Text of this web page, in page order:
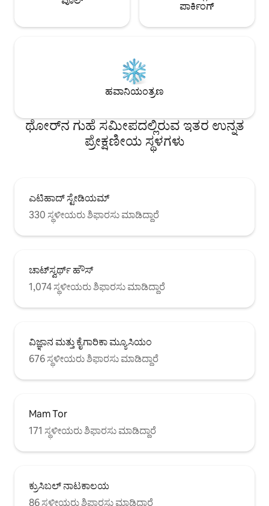
ಪಾರ್ಕಿಂಗ್
ಹವಾನಿಯಂತ್ರಣ
ಥೋರ್‌ನ ಗುಹೆ ಸಮೀಪದಲ್ಲಿರುವ ಇತರ ಉನ್ನತ
ಪ್ರೇಕ್ಷಣೀಯ ಸ್ಥಳಗಳು
ಎಟಿಹಾದ್ ಸ್ಟೇಡಿಯಮ್
330 ಸ್ಥಳೀಯರು ಶಿಫಾರಸು ಮಾಡಿದ್ದಾರೆ
ಚಾಟ್‌ಸ್ವರ್ಥ್ ಹೌಸ್
1,074 ಸ್ಥಳೀಯರು ಶಿಫಾರಸು ಮಾಡಿದ್ದಾರೆ
ವಿಜ್ಞಾನ ಮತ್ತು ಕೈಗಾರಿಕಾ ಮ್ಯೂಸಿಯಂ
676 ಸ್ಥಳೀಯರು ಶಿಫಾರಸು ಮಾಡಿದ್ದಾರೆ
Mam Tor
171 ಸ್ಥಳೀಯರು ಶಿಫಾರಸು ಮಾಡಿದ್ದಾರೆ
ಕ್ರುಸಿಬಲ್ ನಾಟಕಾಲಯ
86 ಸ್ಥಳೀಯರು ಶಿಫಾರಸು ಮಾಡಿದ್ದಾರೆ